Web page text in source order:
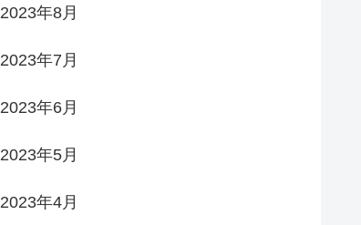
2023年8月
2023年7月
2023年6月
2023年5月
2023年4月